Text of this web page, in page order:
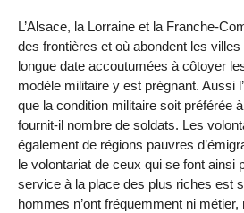
L’Alsace, la Lorraine et la Franche-
des frontières et où abondent les
longue date accoutumées à côtoyer
modèle militaire y est prégnant. Aussi
que la condition militaire soit préférée
fournit-il nombre de soldats. Les
également de régions pauvres
le volontariat de ceux qui se font ainsi
service à la place des plus riches est
hommes n’ont fréquemment ni